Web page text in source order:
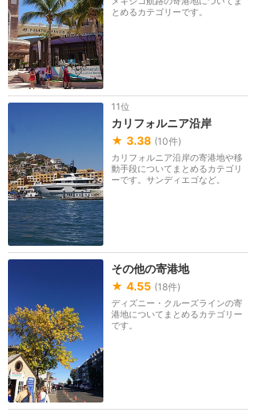
とめるカテゴリーです。
11位
カリフォルニア沿岸
★ 3.38 (10件)
カリフォルニア沿岸の寄港地や移
動手段についてまとめるカテゴリ
ーです。サンディエゴなど。
その他の寄港地
★ 4.55 (18件)
ディズニー・クルーズラインの寄
港地についてまとめるカテゴリー
です。